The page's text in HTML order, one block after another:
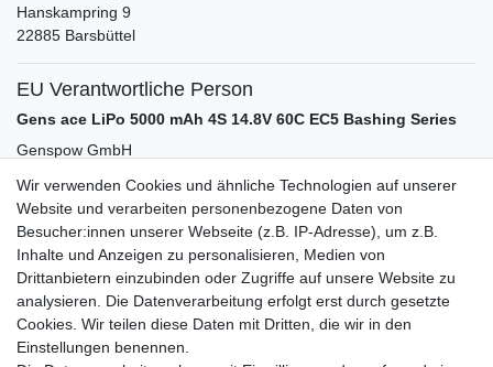
Hanskampring 9
22885 Barsbüttel
EU Verantwortliche Person
Gens ace LiPo 5000 mAh 4S 14.8V 60C EC5 Bashing Series
Genspow GmbH
41352 Korschenbroich Deutschland
Zubehör
-18%
SkyRC T400Q AC/DC Quad Ladegerät LiPo 1-6s
12A 4x 100Watt
Wir verwenden Cookies und ähnliche Technologien auf unserer
Website und verarbeiten personenbezogene Daten von
Besucher:innen unserer Webseite (z.B. IP-Adresse), um z.B.
Inhalte und Anzeigen zu personalisieren, Medien von
Drittanbietern einzubinden oder Zugriffe auf unsere Website zu
analysieren. Die Datenverarbeitung erfolgt erst durch gesetzte
Cookies. Wir teilen diese Daten mit Dritten, die wir in den
Einstellungen benennen.